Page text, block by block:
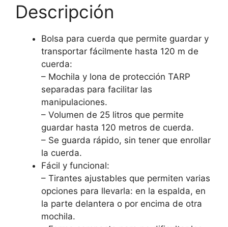
Descripción
Bolsa para cuerda que permite guardar y
transportar fácilmente hasta 120 m de
cuerda:
– Mochila y lona de protección TARP
separadas para facilitar las
manipulaciones.
– Volumen de 25 litros que permite
guardar hasta 120 metros de cuerda.
– Se guarda rápido, sin tener que enrollar
la cuerda.
Fácil y funcional:
– Tirantes ajustables que permiten varias
opciones para llevarla: en la espalda, en
la parte delantera o por encima de otra
mochila.